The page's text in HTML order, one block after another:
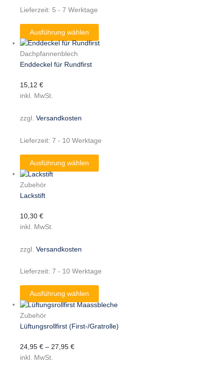
Lieferzeit: 5 - 7 Werktage
Ausführung wählen
Dachpfannenblech
Enddeckel für Rundfirst
15,12€
inkl. MwSt.
zzgl.Versandkosten
Lieferzeit:7 - 10 Werktage
Ausführung wählen
Zubehör
Lackstift
10,30€
inkl. MwSt.
zzgl.Versandkosten
Lieferzeit:7 - 10 Werktage
Ausführung wählen
Zubehör
Lüftungsrollfirst (First-/Gratrolle)
24,95€ – 27,95€
inkl. MwSt.